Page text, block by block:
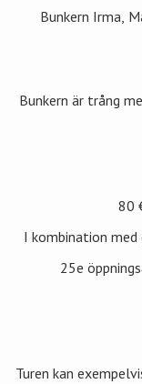
Bunkern Irma,
Bunkern är trång
80
I kombination
25e
Turen kan